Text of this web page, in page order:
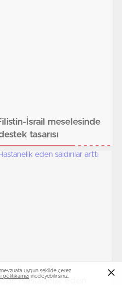
İsrail meselesinde
tasarısı
Hastanelik eden
mevzuata uygun şekilde çerez
politikamızı inceleyebilirsiniz.